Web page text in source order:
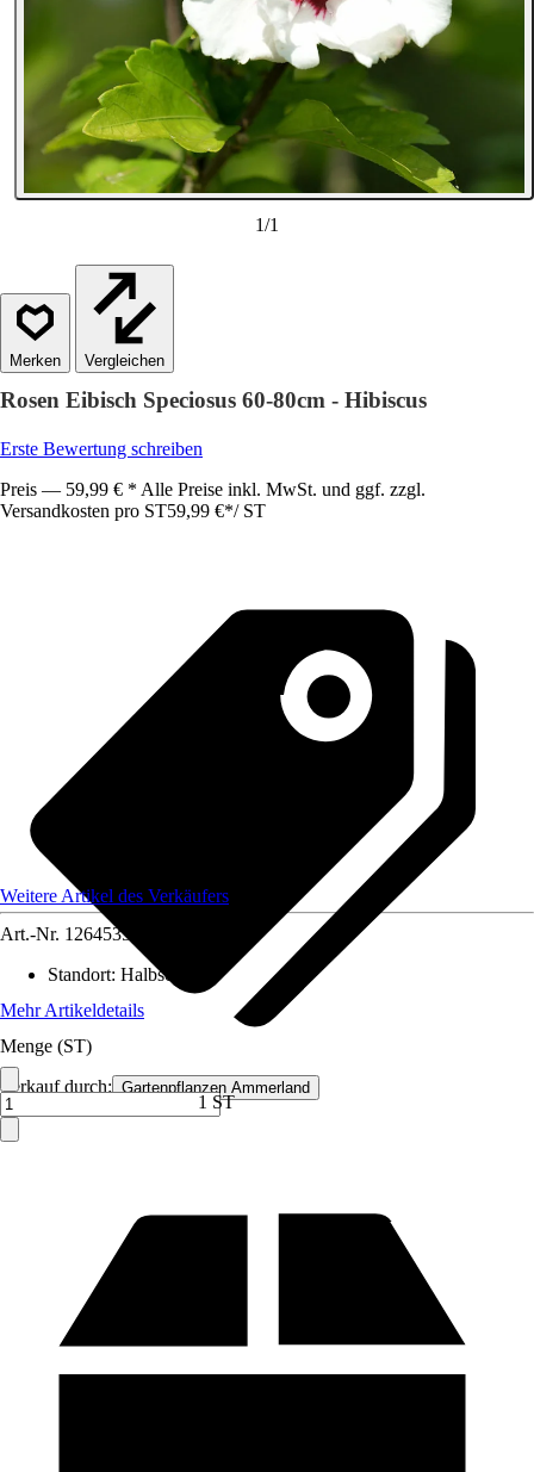
1/1
Vergleichen
Rosen Eibisch Speciosus 60-80cm - Hibiscus
Erste Bewertung schreiben
Preis — 59,99 € * Alle Preise inkl. MwSt. und ggf. zzgl.
Versandkosten pro ST59,99 €*/ ST
Verkauf durch: Gartenpflanzen Ammerland
Weitere Artikel des Verkäufers
Art.-Nr. 12645359
Standort: Halbschatten
Mehr Artikeldetails
Menge (ST)
1 ST